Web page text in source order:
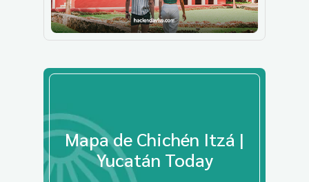
Mapa de Chichén Itzá |
Yucatán Today